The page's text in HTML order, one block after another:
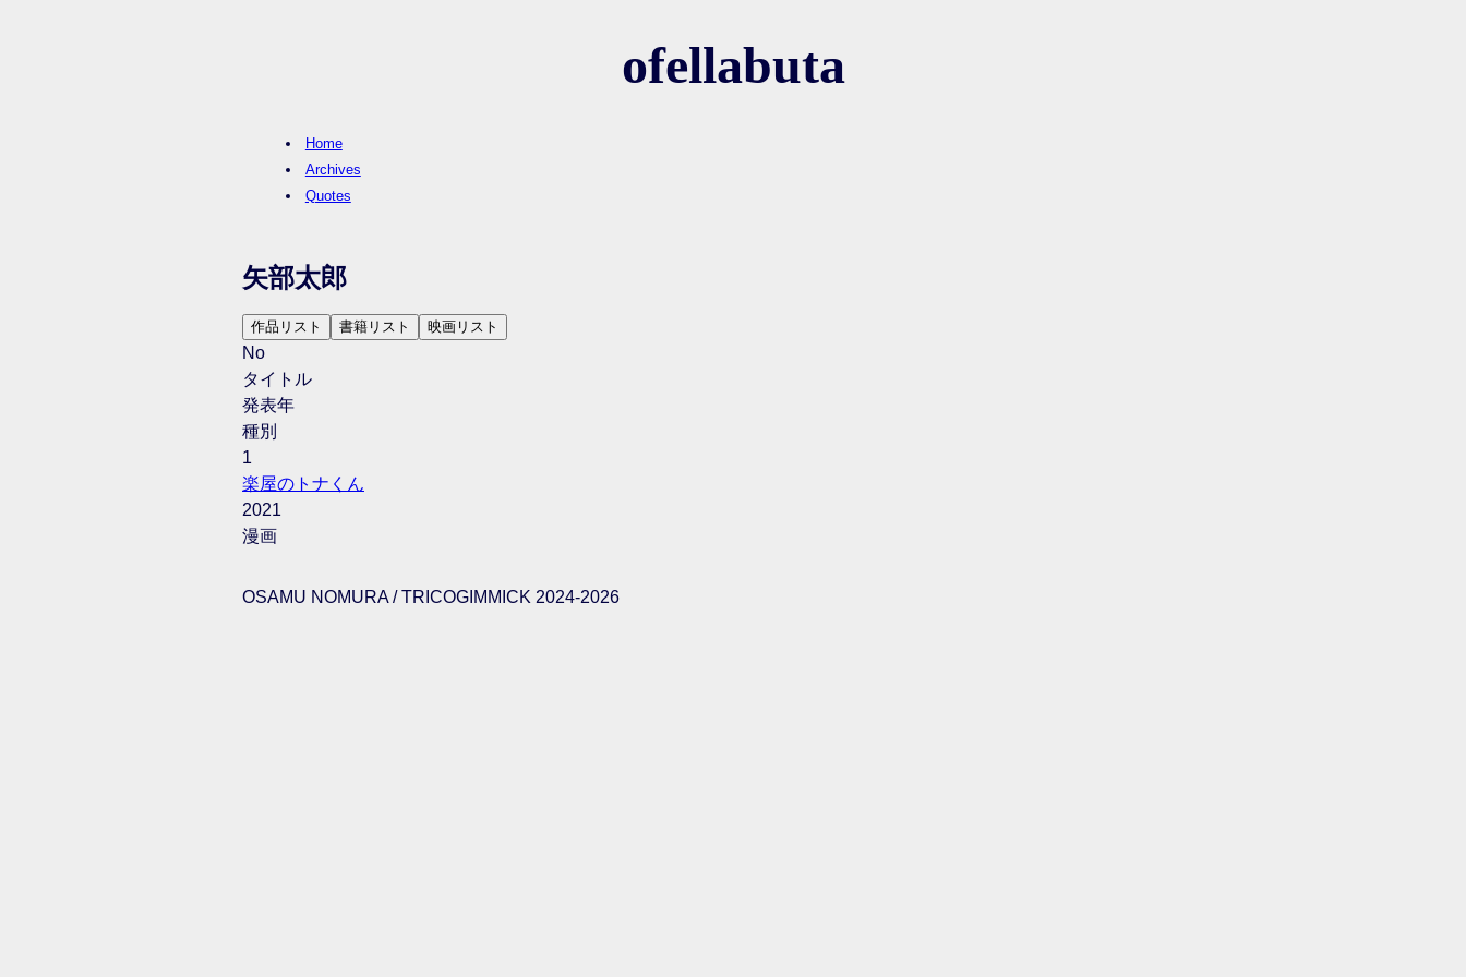
ofellabuta
Home
Archives
Quotes
矢部太郎
作品リスト 書籍リスト 映画リスト
No
タイトル
発表年
種別
1
楽屋のトナくん
2021
漫画
OSAMU NOMURA / TRICOGIMMICK 2024-2026